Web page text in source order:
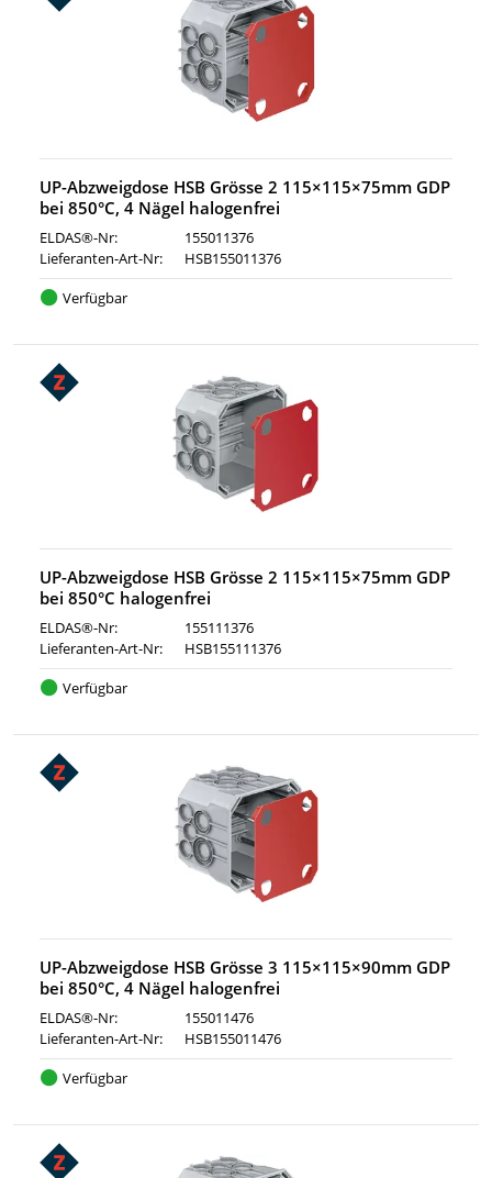
UP-Abzweigdose HSB Grösse 2 115×115×75mm GDP
bei 850°C, 4 Nägel halogenfrei
ELDAS®-Nr:
155011376
Lieferanten-Art-Nr:
HSB155011376
Verfügbar
UP-Abzweigdose HSB Grösse 2 115×115×75mm GDP
bei 850°C halogenfrei
ELDAS®-Nr:
155111376
Lieferanten-Art-Nr:
HSB155111376
Verfügbar
UP-Abzweigdose HSB Grösse 3 115×115×90mm GDP
bei 850°C, 4 Nägel halogenfrei
ELDAS®-Nr:
155011476
Lieferanten-Art-Nr:
HSB155011476
Verfügbar